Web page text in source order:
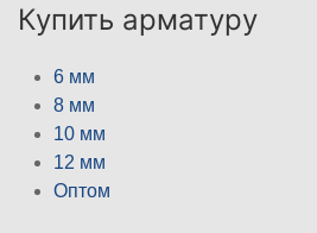
Купить арматуру
6 мм
8 мм
10 мм
12 мм
Оптом